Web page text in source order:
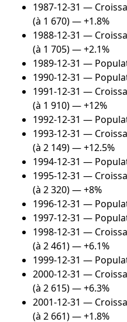
1987-12-31 —
(à 1 670) — +1.8%
1988-12-31 —
(à 1 705) — +2.1%
1989-12-31 —
1990-12-31 —
1991-12-31 —
(à 1 910) — +12%
1992-12-31 —
1993-12-31 —
(à 2 149) — +12.5%
1994-12-31 —
1995-12-31 —
(à 2 320) — +8%
1996-12-31 —
1997-12-31 —
1998-12-31 —
(à 2 461) — +6.1%
1999-12-31 —
2000-12-31 —
(à 2 615) — +6.3%
2001-12-31 —
(à 2 661) — +1.8%